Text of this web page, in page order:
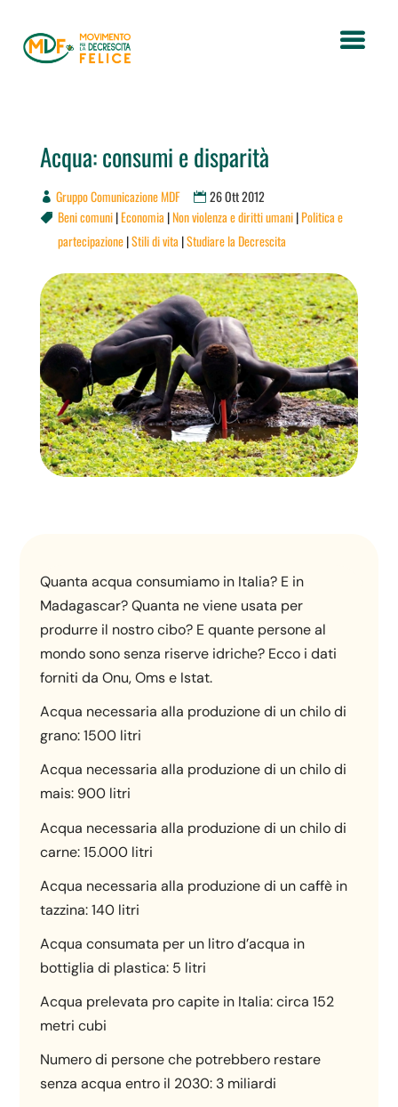
Acqua: consumi e disparità
Gruppo Comunicazione MDF 26 Ott 2012
 Beni comuni|Economia |Non violenza e diritti umani|Politica e
partecipazione|Stili di vita |Studiare la Decrescita
Quanta acqua consumiamo in Italia? E in
Madagascar? Quanta ne viene usata per
produrre il nostro cibo? E quante persone al
mondo sono senza riserve idriche? Ecco i dati
forniti da Onu, Oms e Istat.
Acqua necessaria alla produzione di un chilo di
grano: 1500 litri
Acqua necessaria alla produzione di un chilo di
mais: 900 litri
Acqua necessaria alla produzione di un chilo di
carne: 15.000 litri
Acqua necessaria alla produzione di un caffè in
tazzina: 140 litri
Acqua consumata per un litro d’acqua in
bottiglia di plastica: 5 litri
Acqua prelevata pro capite in Italia: circa 152
metri cubi
Numero di persone che potrebbero restare
senza acqua entro il 2030: 3 miliardi